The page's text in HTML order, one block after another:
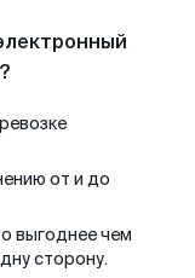
от и до
выгоднее чем
сторону.